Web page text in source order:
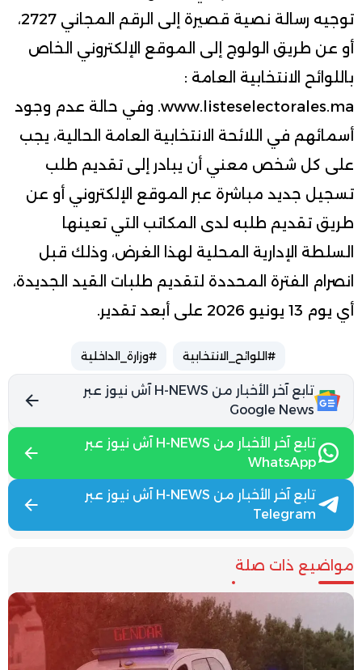
توجيه رسالة نصية قصيرة إلى الرقم المجاني 2727،
أو عن طريق الولوج إلى الموقع الإلكتروني الخاص
باللوائح الانتخابية العامة :
www.listeselectorales.ma. وفي حالة عدم وجود
أسمائهم في اللائحة الانتخابية العامة الحالية، يجب
على كل شخص معني أن يبادر إلى تقديم طلب
تسجيل جديد مباشرة عبر الموقع الإلكتروني أو عن
طريق تقديم طلبه لدى المكاتب التي تعينها
السلطة الإدارية المحلية لهذا الغرض، وذلك قبل
انصرام الفترة المحددة لتقديم طلبات القيد الجديدة،
أي يوم 13 يونيو 2026 على أبعد تقدير.
#اللوائح_الانتخابية #وزارة_الداخلية
تابع آخر الأخبار من H-NEWS آش نيوز عبر
Google News
تابع آخر الأخبار من H-NEWS آش نيوز عبر
WhatsApp
تابع آخر الأخبار من H-NEWS آش نيوز عبر
Telegram
مواضيع ذات صلة